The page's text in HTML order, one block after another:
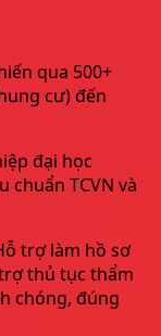
qua 500+
cư) đến
đại học
chuẩn TCVN và
trợ làm hồ sơ
thủ tục thẩm
chóng, đúng